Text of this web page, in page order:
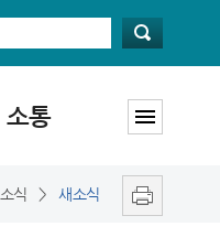
소통
소식 > 새소식